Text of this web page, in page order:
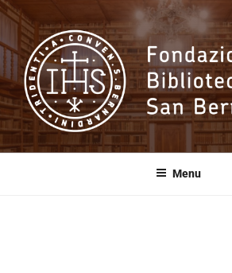
Salta
contenuto
Fondazione
Biblioteca SanMenu